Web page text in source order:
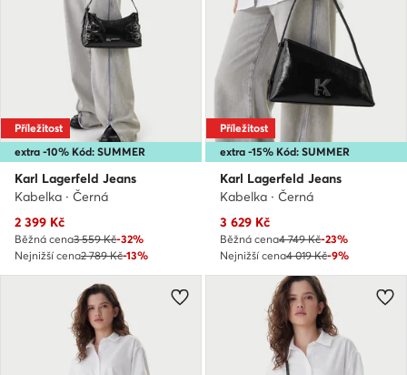
extra -10% Kód: SUMMER
Příležitost
Karl Lagerfeld Jeans
Kabelka · Černá
Aktuální cena
2 399 Kč
Běžná cena3 559 Kč-32%
Nejnižší cena2 789 Kč-13%
extra -15% Kód: SUMMER
Příležitost
Karl Lagerfeld Jeans
Kabelka · Černá
Aktuální cena
3 629 Kč
Běžná cena4 749 Kč-23%
Nejnižší cena4 019 Kč-9%